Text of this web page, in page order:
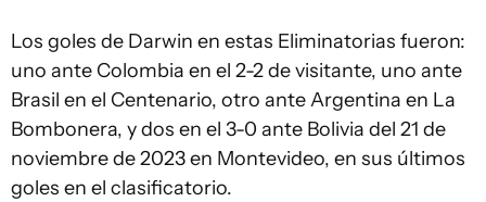
Los goles de Darwin en estas Eliminatorias fueron:
uno ante Colombia en el 2-2 de visitante, uno ante
Brasil en el Centenario, otro ante Argentina en La
Bombonera, y dos en el 3-0 ante Bolivia del 21 de
noviembre de 2023 en Montevideo, en sus últimos
goles en el clasificatorio.